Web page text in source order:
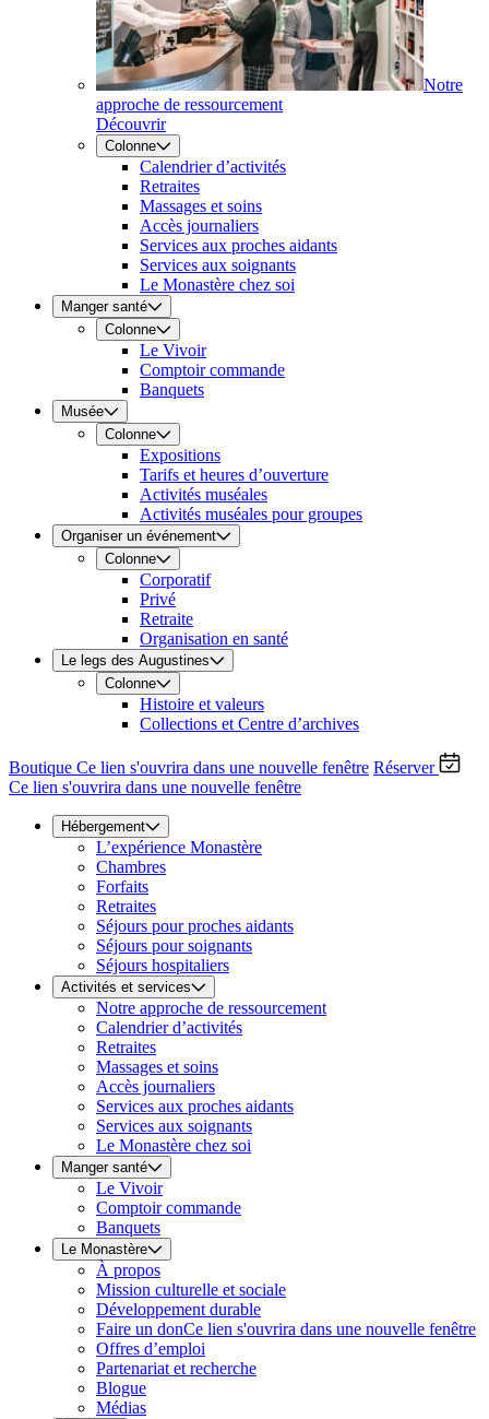
Notre
approche de ressourcement
Découvrir
Colonne
Calendrier d’activités
Retraites
Massages et soins
Accès journaliers
Services aux proches aidants
Services aux soignants
Le Monastère chez soi
Manger santé
Colonne
Le Vivoir
Comptoir commande
Banquets
Musée
Colonne
Expositions
Tarifs et heures d’ouverture
Activités muséales
Activités muséales pour groupes
Organiser un événement
Colonne
Corporatif
Privé
Retraite
Organisation en santé
Le legs des Augustines
Colonne
Histoire et valeurs
Collections et Centre d’archives
Boutique Ce lien s'ouvrira dans une nouvelle fenêtre Réserver
Ce lien s'ouvrira dans une nouvelle fenêtre
Hébergement
L’expérience Monastère
Chambres
Forfaits
Retraites
Séjours pour proches aidants
Séjours pour soignants
Séjours hospitaliers
Activités et services
Notre approche de ressourcement
Calendrier d’activités
Retraites
Massages et soins
Accès journaliers
Services aux proches aidants
Services aux soignants
Le Monastère chez soi
Manger santé
Le Vivoir
Comptoir commande
Banquets
Le Monastère
À propos
Mission culturelle et sociale
Développement durable
Faire un donCe lien s'ouvrira dans une nouvelle fenêtre
Offres d’emploi
Partenariat et recherche
Blogue
Médias